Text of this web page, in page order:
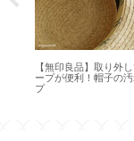
【無印良品】取り外
ープが便利！帽子の
プ